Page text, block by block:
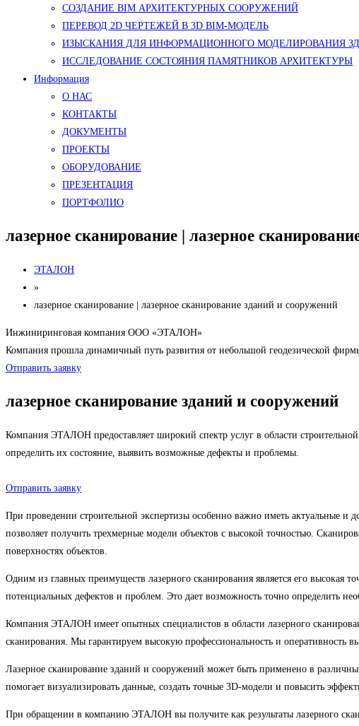
СОЗДАНИЕ BIM АРХИТЕКТУРНЫХ СООРУЖЕНИЙ
ПЕРЕВОД 2D ЧЕРТЕЖЕЙ В 3D BIM-МОДЕЛЬ
ИЗЫСКАНИЯ ДЛЯ ИНФОРМАЦИОННОГО МОДЕЛИРОВАНИЯ
ИССЛЕДОВАНИЕ СОСТОЯНИЯ ПАМЯТНИКОВ АРХИТЕКТУРЫ
Информация
О НАС
КОНТАКТЫ
ДОКУМЕНТЫ
ПРОЕКТЫ
ОБОРУДОВАНИЕ
ПРЕЗЕНТАЦИЯ
ПОРТФОЛИО
лазерное сканирование | лазерное
ЭТАЛОН
»
лазерное сканирование | лазерное сканирование зданий и сооружений
Инжиниринговая компания ООО «ЭТАЛОН»
Компания прошла динамичный путь развития от небольшой геодезической
Отправить заявку
лазерное сканирование зданий и сооружений
Компания ЭТАЛОН предоставляет широкий спектр услуг в области
определить их состояние, выявить возможные дефекты и проблемы.
Отправить заявку
При проведении строительной экспертизы особенно важно иметь актуальные и
позволяет получить трехмерные модели объектов с высокой точностью.
поверхностях объектов.
Одним из главных преимуществ лазерного сканирования является его высокая
потенциальных дефектов и проблем. Это дает возможность точно определить
Компания ЭТАЛОН имеет опытных специалистов в области лазерного
сканирования. Мы гарантируем высокую профессиональность и оперативность
Лазерное сканирование зданий и сооружений может быть применено в
помогает визуализировать данные, создать точные 3D-модели и повысить
При обращении в компанию ЭТАЛОН вы получите как результаты лазерного